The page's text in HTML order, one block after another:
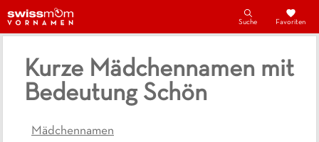
Suche Favoriten
Kurze Mädchennamen mit
Bedeutung Schön
Mädchennamen